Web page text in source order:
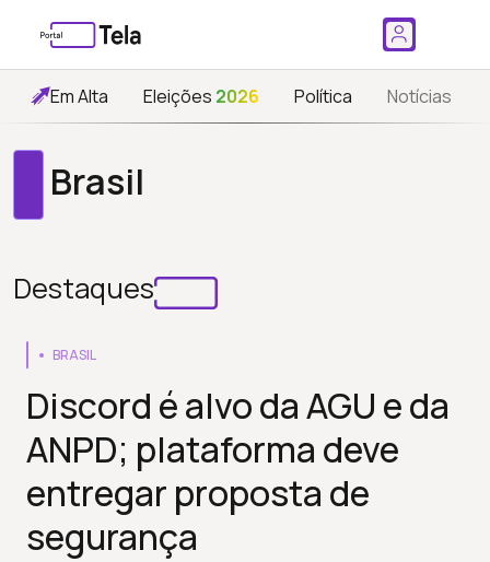
Em Alta Eleições 2026 Política Notícias
Brasil
Destaques
BRASIL
Discord é alvo da AGU e da
ANPD; plataforma deve
entregar proposta de
segurança